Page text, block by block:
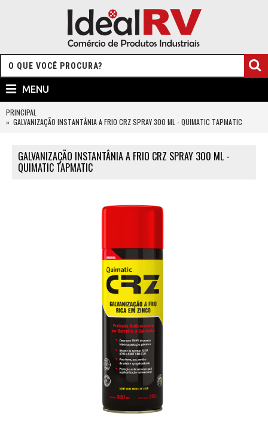
MENU
PRINCIPAL
GALVANIZAÇÃO INSTANTÂNIA A FRIO CRZ SPRAY 300 ML - QUIMATIC TAPMATIC
GALVANIZAÇÃO INSTANTÂNIA A FRIO CRZ SPRAY 300 ML -
QUIMATIC TAPMATIC